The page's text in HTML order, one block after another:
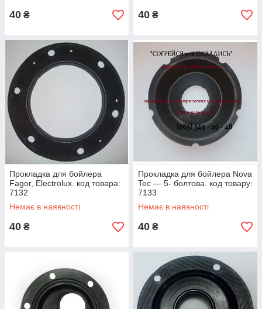
40 ₴ 40 ₴
Прокладка для бойлера
Fagor, Electrolux. код товара:
7132
Немає в наявності
40 ₴
Прокладка для бойлера Nova
Tec — 5- болтова. код товару:
7133
Немає в наявності
40 ₴